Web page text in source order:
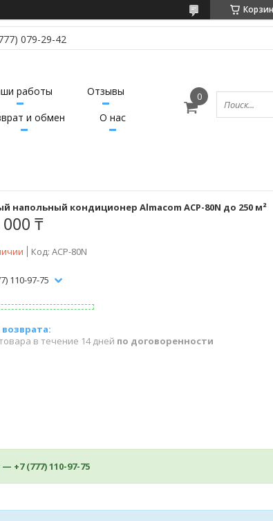
079-29-42
работы
Отзывы
и обмен О нас
напольный кондиционер Almacom ACP-80N до 250 м²
₸
Код: ACP-80N
110-97-75
в течение 14 дней по договоренности
— +7 (777) 110-97-75